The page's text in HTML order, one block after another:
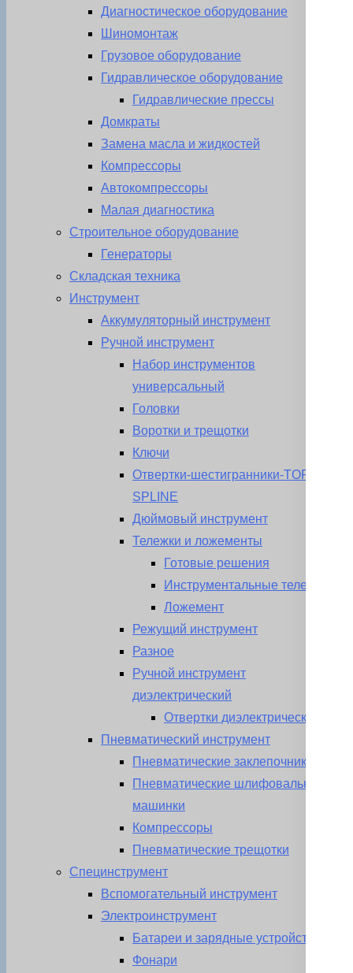
Диагностическое оборудование
Шиномонтаж
Грузовое оборудование
Гидравлическое оборудование
Гидравлические прессы
Домкраты
Замена масла и жидкостей
Компрессоры
Автокомпрессоры
Малая диагностика
Строительное оборудование
Генераторы
Складская техника
Инструмент
Аккумуляторный инструмент
Ручной инструмент
Набор инструментов
универсальный
Головки
Воротки и трещотки
Ключи
Отвертки-шестигранники-TORX-
SPLINE
Дюймовый инструмент
Тележки и ложементы
Готовые решения
Инструментальные тележки
Ложемент
Режущий инструмент
Разное
Ручной инструмент
диэлектрический
Отвертки диэлектрические
Пневматический инструмент
Пневматические заклепочники
Пневматические шлифовальные
машинки
Компрессоры
Пневматические трещотки
Специнструмент
Вспомогательный инструмент
Электроинструмент
Батареи и зарядные устройства
Фонари